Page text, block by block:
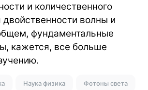
и количественного
волны и
фундаментальные
кажется, все больше
Наука физика Фотоны света